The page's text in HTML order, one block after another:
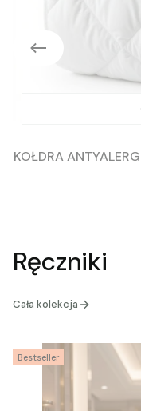
KOŁDRA
Ręczniki
Cała kolekcja
Bestseller